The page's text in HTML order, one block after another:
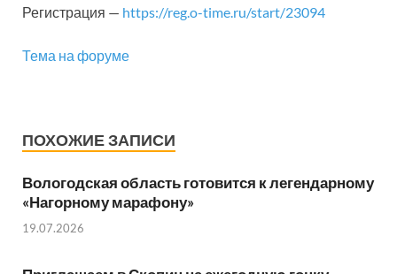
Регистрация — https://reg.o-time.ru/start/23094
Тема на форуме
ПОХОЖИЕ ЗАПИСИ
Вологодская область готовится к легендарному
«Нагорному марафону»
19.07.2026